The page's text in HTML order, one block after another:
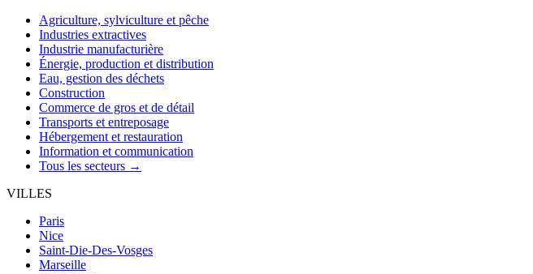
Agriculture, sylviculture et pêche
Industries extractives
Industrie manufacturière
Énergie, production et distribution
Eau, gestion des déchets
Construction
Commerce de gros et de détail
Transports et entreposage
Hébergement et restauration
Information et communication
Tous les secteurs →
VILLES
Paris
Nice
Saint-Die-Des-Vosges
Marseille